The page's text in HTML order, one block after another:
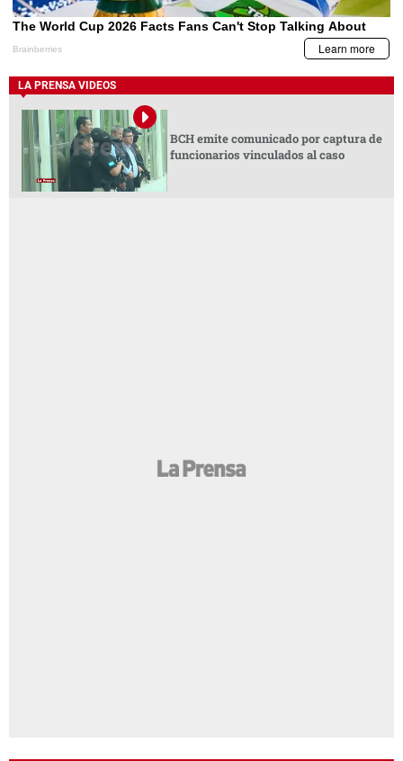
LA PRENSA VIDEOS
BCH emite comunicado por captura de
funcionarios vinculados al caso